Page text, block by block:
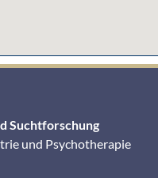
Suchtforschung
und Psychotherapie